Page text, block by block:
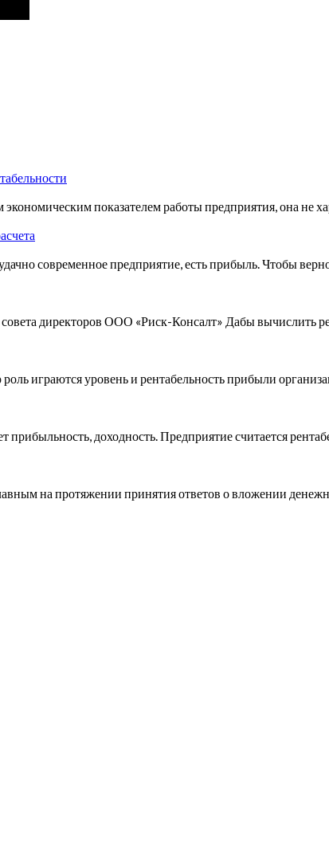
показателем работы предприятия, она не
современное предприятие, есть прибыль. Чтобы
директоров ООО «Риск-Консалт» Дабы вычислить
играются уровень и рентабельность прибыли
прибыльность, доходность. Предприятие считается
на протяжении принятия ответов о вложении